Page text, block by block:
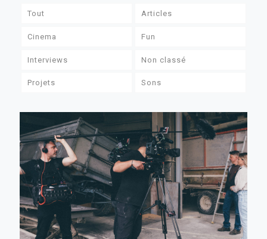
Tout Articles
Cinema Fun
Interviews Non classé
Projets Sons